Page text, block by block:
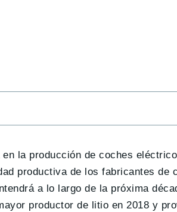
la producción de coches
productiva de los fabricantes de
a lo largo de la próxima
productor de litio en 2018 y